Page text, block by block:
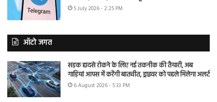
5 July 2026 - 2:25 PM
ऑटो जगत
सड़क हादसे रोकने के लिए नई तकनीक की तैयारी, अब
गाड़ियां आपस में करेंगी बातचीत, ड्राइवर को पहले मिलेगा अलर्ट
6 August 2026 - 5:33 PM